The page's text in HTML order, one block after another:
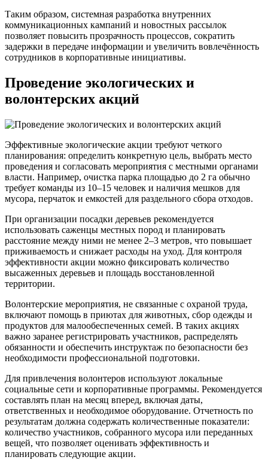
Таким образом, системная разработка внутренних
коммуникационных кампаний и новостных рассылок
позволяет повысить прозрачность процессов, сократить
задержки в передаче информации и увеличить вовлечённость
сотрудников в корпоративные инициативы.
Проведение экологических и
волонтерских акций
Эффективные экологические акции требуют четкого
планирования: определить конкретную цель, выбрать место
проведения и согласовать мероприятия с местными органами
власти. Например, очистка парка площадью до 2 га обычно
требует команды из 10–15 человек и наличия мешков для
мусора, перчаток и емкостей для раздельного сбора отходов.
При организации посадки деревьев рекомендуется
использовать саженцы местных пород и планировать
расстояние между ними не менее 2–3 метров, что повышает
приживаемость и снижает расходы на уход. Для контроля
эффективности акции можно фиксировать количество
высаженных деревьев и площадь восстановленной
территории.
Волонтерские мероприятия, не связанные с охраной труда,
включают помощь в приютах для животных, сбор одежды и
продуктов для малообеспеченных семей. В таких акциях
важно заранее регистрировать участников, распределять
обязанности и обеспечить инструктаж по безопасности без
необходимости профессиональной подготовки.
Для привлечения волонтеров используют локальные
социальные сети и корпоративные программы. Рекомендуется
составлять план на месяц вперед, включая даты,
ответственных и необходимое оборудование. Отчетность по
результатам должна содержать количественные показатели:
количество участников, собранного мусора или переданных
вещей, что позволяет оценивать эффективность и
планировать следующие акции.